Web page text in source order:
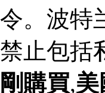
令。波特
禁止包括
剛購買,美